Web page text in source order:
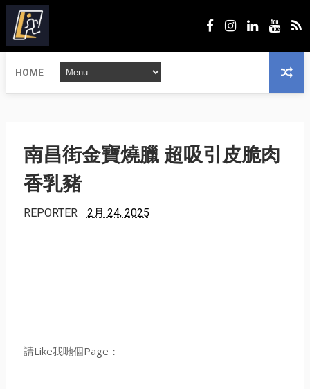
HOME
南昌街金寶燒臘 超吸引皮脆肉
香乳豬
REPORTER 2月 24, 2025
請Like我哋個Page：